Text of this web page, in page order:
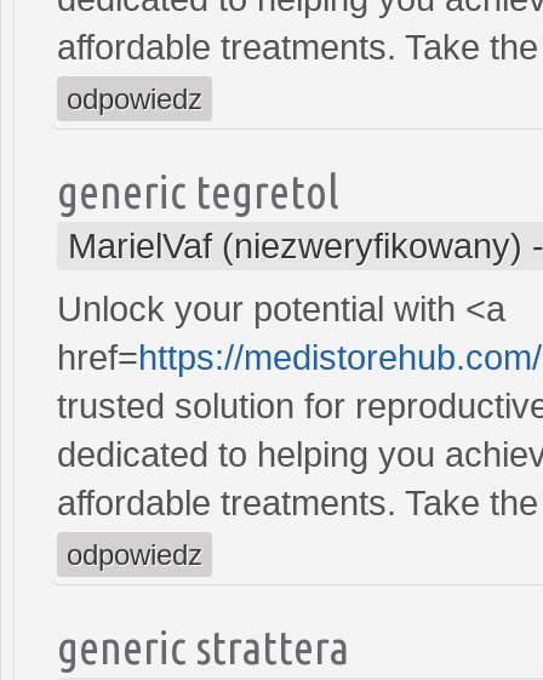
affordable treatments. Take
odpowiedz
generic tegretol
MarielVaf (niezweryfikowany)
Unlock your potential with <a
href=https://
trusted solution for
dedicated to helping you
affordable treatments. Take
odpowiedz
generic strattera